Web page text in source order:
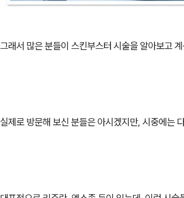
그래서 많은 분들이 스킨부스터 시술을 알아보고
실제로 방문해 보신 분들은 아시겠지만, 시중에는